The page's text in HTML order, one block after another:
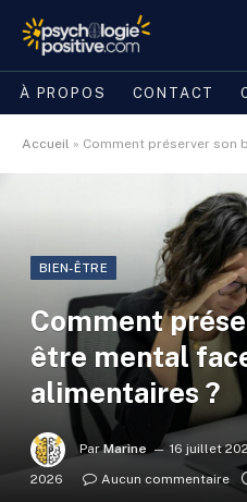
À PROPOS CONTACT
Accueil » Comment préserver son bien-
BIEN-ÊTRE
Comment
être mental
alimentaires ?
Par Marine 16 juillet
2026
Aucun commentaire